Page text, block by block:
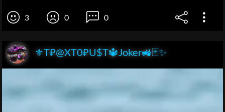
3 0 0
⚜️T₽@XT0₽U$T🔱Joker🚜🃏✨